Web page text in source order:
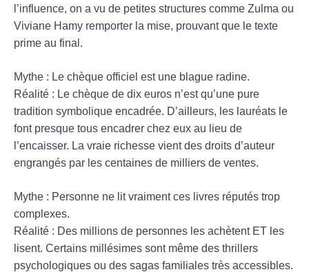
l’influence, on a vu de petites structures comme Zulma ou
Viviane Hamy remporter la mise, prouvant que le texte
prime au final.
Mythe : Le chèque officiel est une blague radine.
Réalité : Le chèque de dix euros n’est qu’une pure
tradition symbolique encadrée. D’ailleurs, les lauréats le
font presque tous encadrer chez eux au lieu de
l’encaisser. La vraie richesse vient des droits d’auteur
engrangés par les centaines de milliers de ventes.
Mythe : Personne ne lit vraiment ces livres réputés trop
complexes.
Réalité : Des millions de personnes les achètent ET les
lisent. Certains millésimes sont même des thrillers
psychologiques ou des sagas familiales très accessibles.